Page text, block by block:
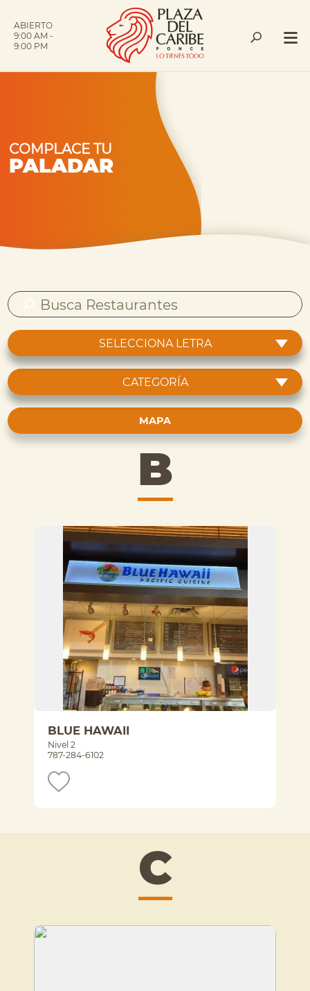
ABIERTO
9:00 AM -
9:00 PM
COMPLACE TU
PALADAR
SELECCIONA LETRA
CATEGORÍA
MAPA
B
BLUE HAWAII
Nivel 2
787-284-6102
C